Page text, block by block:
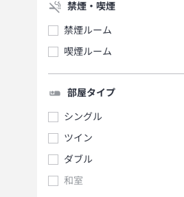
禁煙・喫煙
禁煙ルーム
喫煙ルーム
部屋タイプ
シングル
ツイン
ダブル
和室